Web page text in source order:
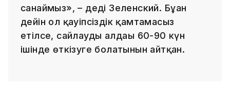
санаймыз», – деді Зеленский. Бұған
дейін ол қауіпсіздік қамтамасыз
етілсе, сайлауды алдағы 60-90 күн
ішінде өткізуге болатынын айтқан.